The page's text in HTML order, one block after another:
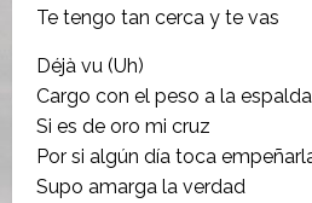
Te tengo tan cerca y te vas
Déjà vu (Uh)
Cargo con el peso a la espalda
Si es de oro mi cruz
Por si algún día toca
Supo amarga la verdad